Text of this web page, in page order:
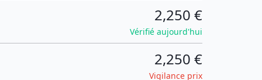
2,250 €
Vérifié aujourd'hui
2,250 €
Vigilance prix